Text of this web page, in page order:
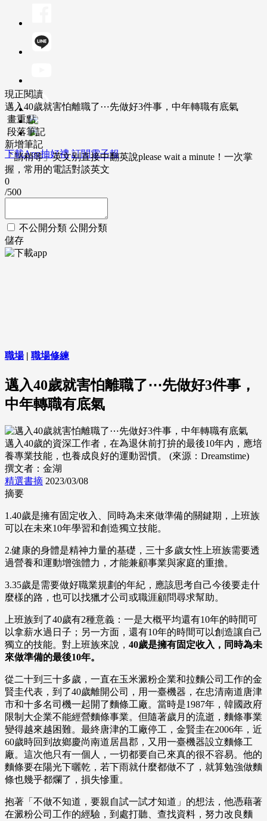
下載App抽好禮 訂閱電子報
現正閱讀
邁入40歲就害怕離職了⋯先做好3件事，中年轉職有底氣
畫重點
段落筆記
新增筆記
「請稍等」英文別直接中翻英說please wait a minute！一次掌
握，常用的電話對談英文
0
/500
不公開分類 公開分類
儲存
職場| 職場修練
邁入40歲就害怕離職了⋯先做好3件事，
中年轉職有底氣
邁入40歲的資深工作者，在為退休前打拚的最後10年內，應培
養專業技能，也養成良好的運動習慣。 (來源：Dreamstime)
撰文者：金湖
精選書摘 2023/03/08
摘要
1.40歲是擁有固定收入、同時為未來做準備的關鍵期，上班族
可以在未來10年學習和創造獨立技能。
2.健康的身體是精神力量的基礎，三十多歲女性上班族需要透
過營養和運動增強體力，才能兼顧事業與家庭的重擔。
3.35歲是需要做好職業規劃的年紀，應該思考自己今後要走什
麼樣的路，也可以找獵才公司或職涯顧問尋求幫助。
上班族到了40歲有2種意義：一是大概平均還有10年的時間可
以拿薪水過日子；另一方面，還有10年的時間可以創造讓自己
獨立的技能。對上班族來說， 40歲是擁有固定收入，同時為未
來做準備的最後10年。
從二十到三十多歲，一直在玉米澱粉企業和拉麵公司工作的金
賢圭代表，到了40歲離開公司，用一臺機器，在忠清南道唐津
市和十多名司機一起開了麵條工廠。當時是1987年，韓國政府
限制大企業不能經營麵條事業。但隨著歲月的流逝，麵條事業
變得越來越困難。最終唐津的工廠停工，金賢圭在2006年，近
60歲時回到故鄉慶尚南道居昌郡，又用一臺機器設立麵條工
廠。這次他只有一個人，一切都要自己來真的很不容易。他的
麵條要在陽光下曬乾，若下雨就什麼都做不了，就算勉強做麵
條也幾乎都爛了，損失慘重。
抱著「不做不知道，要親自試一試才知道」的想法，他憑藉著
在澱粉公司工作的經驗，到處打聽、查找資料，努力改良麵